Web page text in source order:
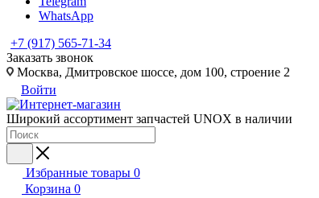
WhatsApp
+7 (917) 565-71-34
Заказать звонок
Москва, Дмитровское шоссе, дом 100, строение 2
Войти
Широкий ассортимент запчастей UNOX в наличии
Избранные товары 0
Корзина 0